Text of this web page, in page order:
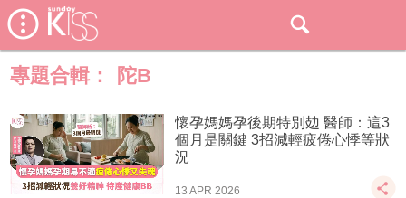
專題合輯： 陀B
懷孕媽媽孕後期特別攰 醫師：這3
個月是關鍵 3招減輕疲倦心悸等狀
況
13 APR 2026